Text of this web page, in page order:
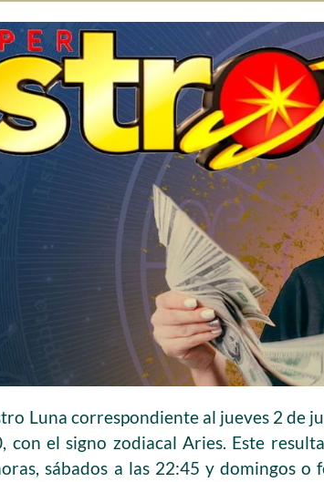
Luna correspondiente al jueves 2 de
con el signo zodiacal Aries. Este
sábados a las 22:45 y domingos o